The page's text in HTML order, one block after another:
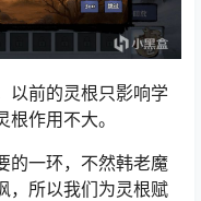
以前的灵根只影响学
作用不大。
的一环，不然韩老魔
，所以我们为灵根赋